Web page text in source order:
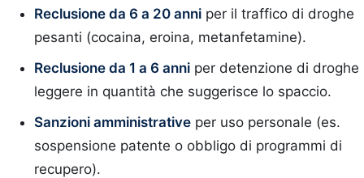
Reclusione da 6 a 20 anni per il traffico di droghe
pesanti (cocaina, eroina, metanfetamine).
Reclusione da 1 a 6 anni per detenzione di droghe
leggere in quantità che suggerisce lo spaccio.
Sanzioni amministrative per uso personale (es.
sospensione patente o obbligo di programmi di
recupero).